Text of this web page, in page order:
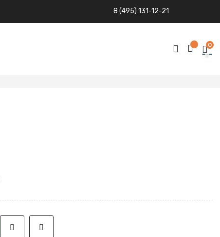
8 (495) 131-12-21
0